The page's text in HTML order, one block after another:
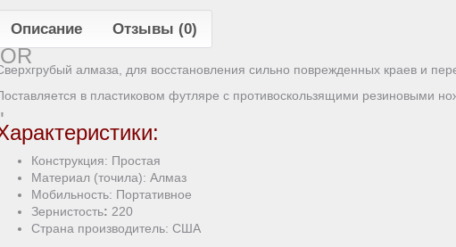
Описание Отзывы (0)
алмаза, для восстановления сильно поврежденных краев и
в пластиковом футляре с противоскользящими резиновыми
Конструкция: Простая
Материал (точила): Алмаз
Мобильность: Портативное
Зернистость: 220
Страна производитель: США